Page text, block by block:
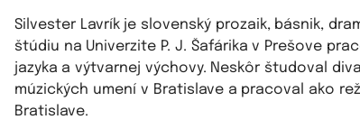
Silvester Lavrík je slovenský prozaik, básnik,
štúdiu na Univerzite P. J. Šafárika v Prešove
jazyka a výtvarnej výchovy. Neskôr študoval
múzických umení v Bratislave a pracoval ako
Bratislave.